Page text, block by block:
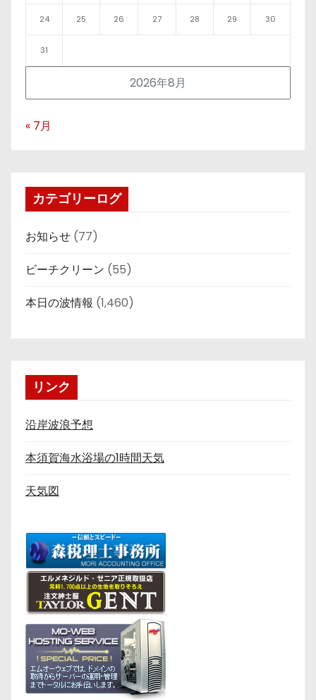
2026年8月
24 25 26 27 28 29 30
31
« 7月
カテゴリーログ
お知らせ (77)
ビーチクリーン (55)
本日の波情報 (1,460)
リンク
沿岸波浪予想
本須賀海水浴場の1時間天気
天気図